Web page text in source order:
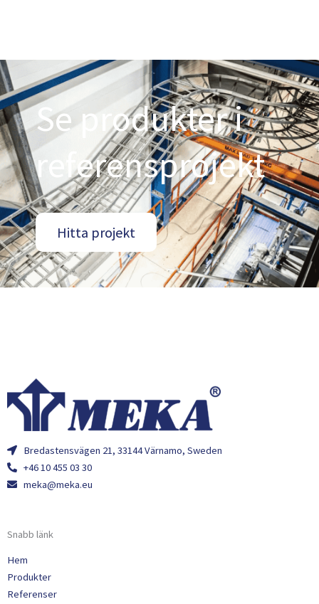
Se produkter i
referensprojekt
Hitta projekt
Bredastensvägen 21, 33144 Värnamo, Sweden
+46 10 455 03 30
meka@meka.eu
Snabb länk
Hem
Produkter
Referenser